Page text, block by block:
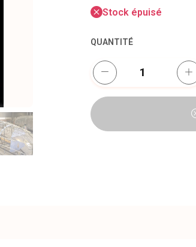
Stock épuisé
QUANTITÉ